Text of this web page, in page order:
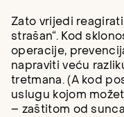
Zato vrijedi reagirati
strašan“. Kod
operacije,
napraviti veću
tretmana. (A kod
uslugu kojom
– zaštitom od